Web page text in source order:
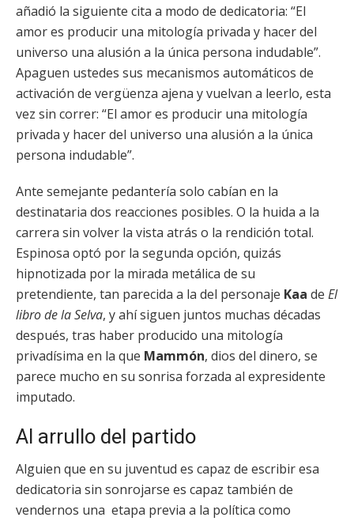
añadió la siguiente cita a modo de dedicatoria: “El
amor es producir una mitología privada y hacer del
universo una alusión a la única persona indudable”.
Apaguen ustedes sus mecanismos automáticos de
activación de vergüenza ajena y vuelvan a leerlo, esta
vez sin correr: “El amor es producir una mitología
privada y hacer del universo una alusión a la única
persona indudable”.
Ante semejante pedantería solo cabían en la
destinataria dos reacciones posibles. O la huida a la
carrera sin volver la vista atrás o la rendición total.
Espinosa optó por la segunda opción, quizás
hipnotizada por la mirada metálica de su
pretendiente, tan parecida a la del personaje Kaa de El
libro de la Selva, y ahí siguen juntos muchas décadas
después, tras haber producido una mitología
privadísima en la que Mammón, dios del dinero, se
parece mucho en su sonrisa forzada al expresidente
imputado.
Al arrullo del partido
Alguien que en su juventud es capaz de escribir esa
dedicatoria sin sonrojarse es capaz también de
vendernos una etapa previa a la política como